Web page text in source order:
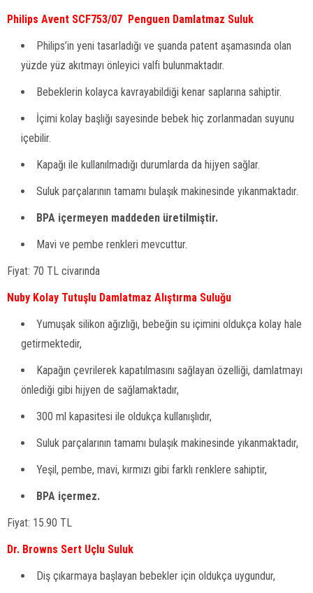
Philips Avent SCF753/07 Penguen Damlatmaz Suluk
Philips’in yeni tasarladığı ve şuanda patent aşamasında olan
yüzde yüz akıtmayı önleyici valfi bulunmaktadır.
Bebeklerin kolayca kavrayabildiği kenar saplarına sahiptir.
İçimi kolay başlığı sayesinde bebek hiç zorlanmadan suyunu
içebilir.
Kapağı ile kullanılmadığı durumlarda da hijyen sağlar.
Suluk parçalarının tamamı bulaşık makinesinde yıkanmaktadır.
BPA içermeyen maddeden üretilmiştir.
Mavi ve pembe renkleri mevcuttur.
Fiyat: 70 TL civarında
Nuby Kolay Tutuşlu Damlatmaz Alıştırma Suluğu
Yumuşak silikon ağızlığı, bebeğin su içimini oldukça kolay hale
getirmektedir,
Kapağın çevrilerek kapatılmasını sağlayan özelliği, damlatmayı
önlediği gibi hijyen de sağlamaktadır,
300 ml kapasitesi ile oldukça kullanışlıdır,
Suluk parçalarının tamamı bulaşık makinesinde yıkanmaktadır,
Yeşil, pembe, mavi, kırmızı gibi farklı renklere sahiptir,
BPA içermez.
Fiyat: 15.90 TL
Dr. Browns Sert Uçlu Suluk
Diş çıkarmaya başlayan bebekler için oldukça uygundur,